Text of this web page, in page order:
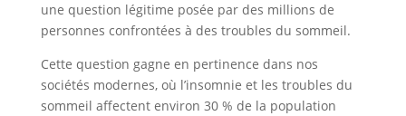
une question légitime posée par des millions de
personnes confrontées à des troubles du sommeil.
Cette question gagne en pertinence dans nos
sociétés modernes, où l’insomnie et les troubles du
sommeil affectent environ 30 % de la population